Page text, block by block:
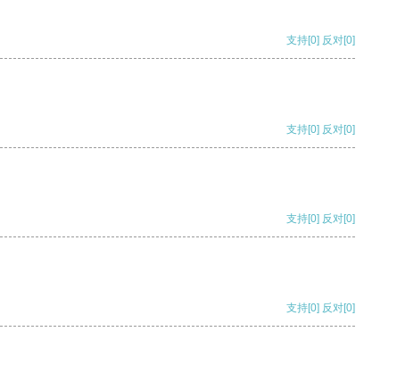
支持[0] 反对[0]
支持[0] 反对[0]
支持[0] 反对[0]
支持[0] 反对[0]